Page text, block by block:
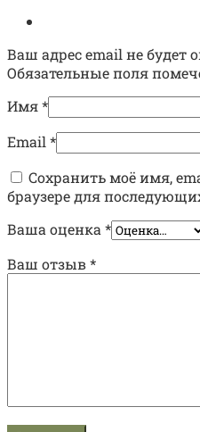
Ваш адрес email не будет
Обязательные поля
Имя*
Email *
Сохранить моё имя,
браузере для
Ваша оценка *
Ваш отзыв*